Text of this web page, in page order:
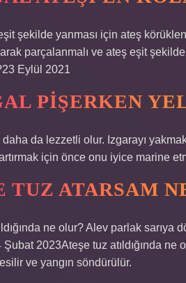
şekilde yanması için ateş
parçalanmalı ve ateş eşit
Eylül 2021
PIŞERKEN
da lezzetli olur. Izgarayı
için önce onu iyice marine
TUZ ATARSAM
ne olur? Alev parlak sarıya
2023Ateşe tuz atıldığında ne
ve yangın söndürülür.